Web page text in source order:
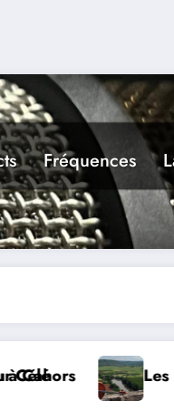
Fréquences
hommage à